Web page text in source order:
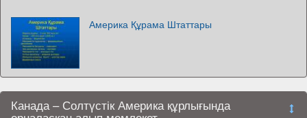
Америка Құрама Штаттары
Канада – Солтүстік Америка құрлығында